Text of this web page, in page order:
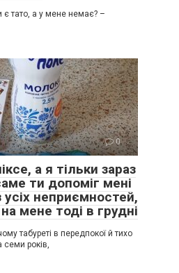
тато, а у мене немає? –
0
а я тільки зараз
ти допоміг мені
неприємностей,
мене тоді в грудні
табуреті в передпокої й тихо
семи років,